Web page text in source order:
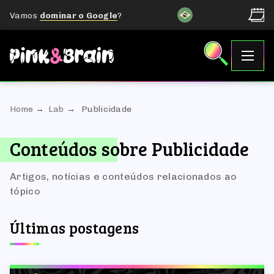
Vamos dominar o Google?
Home Lab Publicidade
Conteúdos sobre Publicidade
Artigos, notícias e conteúdos relacionados ao
tópico
Últimas postagens